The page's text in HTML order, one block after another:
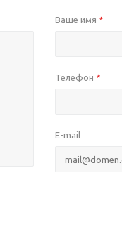
Ваше имя *
Телефон *
E-mail